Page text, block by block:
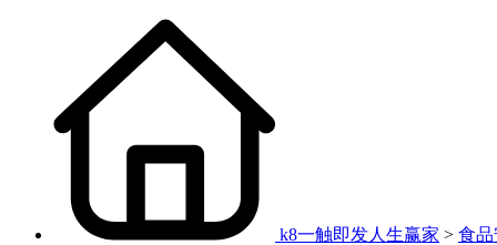
k8一触即发人生赢家 > 食